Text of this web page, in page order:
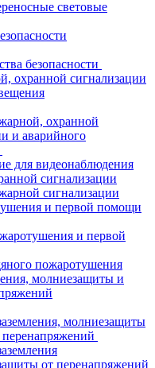
световые
безопасности
охранной сигнализации
охранной
и аварийного
для видеонаблюдения
сигнализации
сигнализации
и первой помощи
и первой
пожаротушения
молниезащиты и
молниезащиты
от перенапряжений